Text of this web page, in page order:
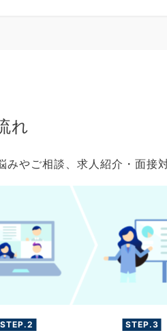
れ
やご相談、求人紹介・面接
STEP.2 STEP.3